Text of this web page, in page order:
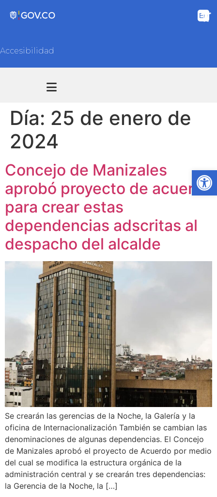
Accesibilidad
Día: 25 de enero de
2024
Concejo de Manizales
aprobó proyecto de acuerdo
para crear estas
dependencias adscritas al
despacho del alcalde
Se crearán las gerencias de la Noche, la Galería y la
oficina de Internacionalización También se cambian las
denominaciones de algunas dependencias. El Concejo
de Manizales aprobó el proyecto de Acuerdo por medio
del cual se modifica la estructura orgánica de la
administración central y se crearán tres dependencias:
la Gerencia de la Noche, la […]